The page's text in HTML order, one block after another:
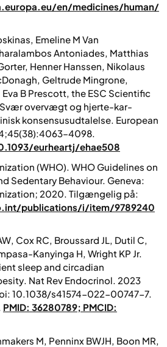
en/medicines/human/
Emeline M Van
Antoniades, Matthias
Henner Hanssen, Nikolaus
Geltrude Mingrone,
B Prescott, the ESC Scientific
Svær overvægt og hjerte-kar-
konsensusudtalelse. European
eurheartj/ehae508
(WHO). WHO Guidelines on
Sedentary Behaviour. Geneva:
2020. Tilgængelig på:
publications/i/item/9789240
Cox RC, Broussard JL, Dutil C,
Kanyinga H, Wright KP Jr.
sleep and circadian
. Nat Rev Endocrinol. 2023
10.1038/s41574-022-00747-7.
PMID: 36280789; PMCID:
M, Penninx BWJH, Boon MR,